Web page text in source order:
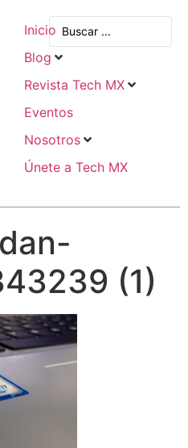
Inicio
Blog
Revista Tech MX
Eventos
Nosotros
Únete a Tech MX
(1)